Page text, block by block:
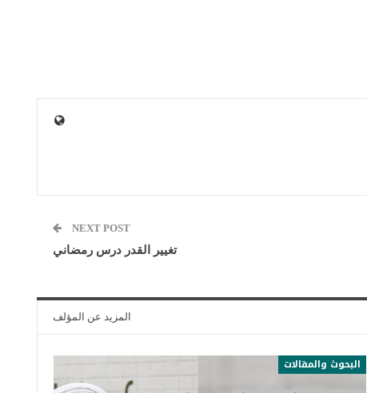
NEXT POST
تغيير القدر درس رمضاني
المزيد عن المؤلف
البحوث والمقالات